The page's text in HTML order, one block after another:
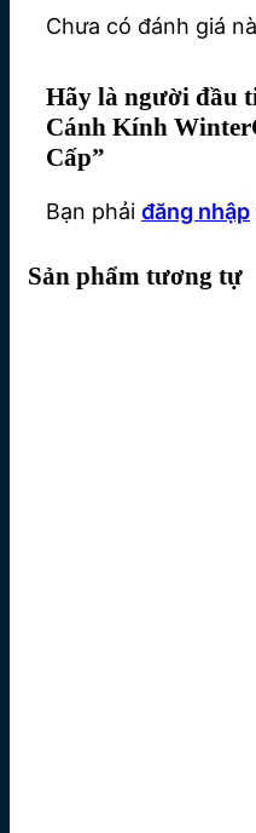
Chưa có đánh giá
Hãy là người đầu
Cánh Kính
Cấp”
Bạn phải đăng nhập
Sản phẩm tương tự